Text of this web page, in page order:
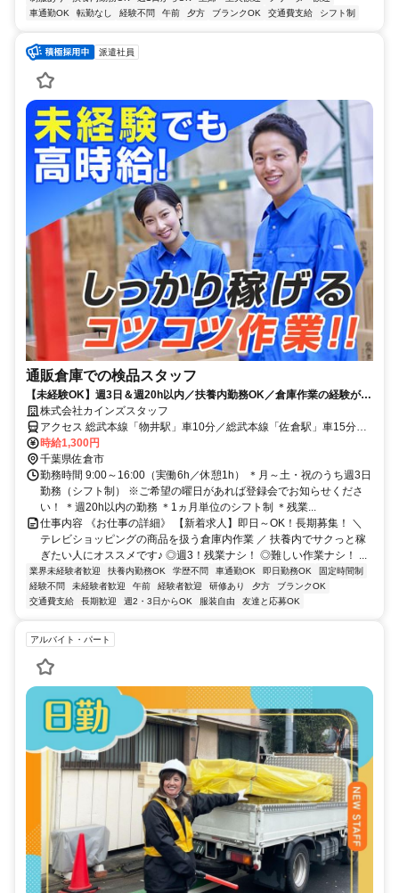
車通勤OK
転勤なし 経験不問 午前 夕方 ブランクOK 交通費支給 シフト制
派遣社員
通販倉庫での検品スタッフ
【未経験OK】週3日＆週20h以内／扶養内勤務OK／倉庫作業の経験があ
る方歓迎／服装自由／車通勤OK
株式会社カインズスタッフ
アクセス 総武本線「物井駅」車10分／総武本線「佐倉駅」車15分／
千葉都市モノレール「千城台駅」車20分
時給1,300円
千葉県佐倉市
勤務時間 9:00～16:00（実働6h／休憩1h） ＊月～土・祝のうち週3日
勤務（シフト制） ※ご希望の曜日があれば登録会でお知らせくださ
い！ ＊週20h以内の勤務 ＊1ヵ月単位のシフト制 ＊残業...
仕事内容 《お仕事の詳細》 【新着求人】即日～OK！長期募集！ ＼
テレビショッピングの商品を扱う倉庫内作業 ／ 扶養内でサクっと稼
ぎたい人にオススメです♪ ◎週3！残業ナシ！ ◎難しい作業ナシ！ ...
業界未経験者歓迎 扶養内勤務OK 学歴不問 車通勤OK 即日勤務OK
固定時間制
経験不問
未経験者歓迎 午前 経験者歓迎 研修あり 夕方
ブランクOK
交通費支給
長期歓迎 週2・3日からOK 服装自由 友達と応募OK
アルバイト・パート